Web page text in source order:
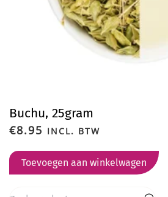
Buchu, 25gram
€8.95 INCL. BTW
Toevoegen aan winkelwagen
Zoeken